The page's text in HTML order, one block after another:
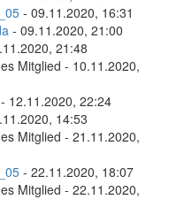
- 09.11.2020, 16:31
- 09.11.2020, 21:00
21:48
Mitglied - 10.11.2020,
- 12.11.2020, 22:24
14:53
Mitglied - 21.11.2020,
- 22.11.2020, 18:07
Mitglied - 22.11.2020,